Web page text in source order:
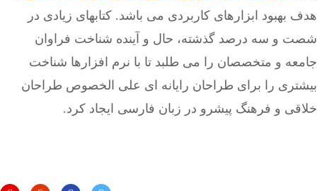
هدف بهبود ابزارهای کاربردی می باشد. کتابهای زیادی در
شصت و سه درصد گذشته، حال و آینده شناخت فراوان
جامعه و متخصصان را می طلبد تا با نرم افزارها شناخت
بیشتری را برای طراحان رایانه ای علی الخصوص طراحان
خلاقی و فرهنگ پیشرو در زبان فارسی ایجاد کرد.